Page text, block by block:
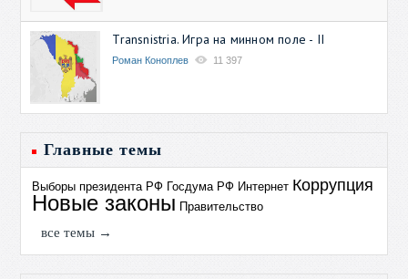
Transnistria. Игра на минном поле - II
Роман Коноплев 11 397
Главные темы
Выборы президента РФ Госдума РФ Интернет Коррупция
Новые законы Правительство
все темы →